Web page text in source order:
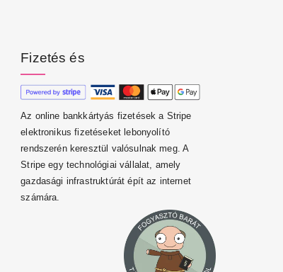
Fizetés és
Az online bankkártyás fizetések a Stripe
elektronikus fizetéseket lebonyolító
rendszerén keresztül valósulnak meg. A
Stripe egy technológiai vállalat, amely
gazdasági infrastruktúrát épít az internet
számára.